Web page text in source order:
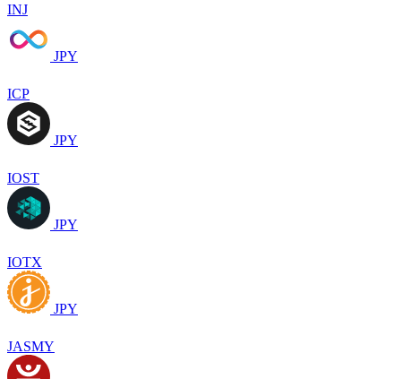
INJ
JPY
ICP
JPY
IOST
JPY
IOTX
JPY
JASMY